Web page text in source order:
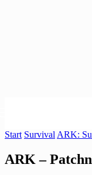
Start Survival ARK:
ARK –